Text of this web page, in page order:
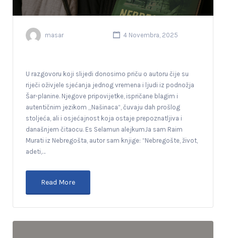
masar 4 Novembra, 2025
U razgovoru koji slijedi donosimo priču o autoru čije su
riječi oživjele sjećanja jednog vremena i ljudi iz podnožja
Šar-planine. Njegove pripovijetke, ispričane blagim i
autentičnim jezikom „Našinaca“, čuvaju dah prošlog
stoljeća, ali i osjećajnost koja ostaje prepoznatljiva i
današnjem čitaocu. Es Selamun alejkumJa sam Raim
Murati iz Nebregošta, autor sam knjige: “Nebregošte, život,
adeti,…
Read More